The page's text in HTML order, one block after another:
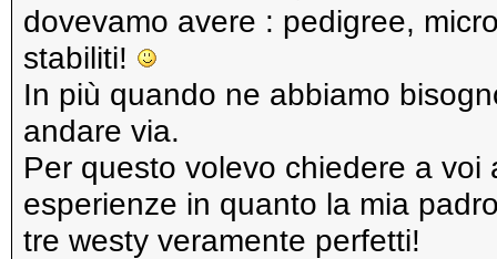
dovevamo avere : pedigree,
stabiliti!
In più quando ne abbiamo
andare via.
Per questo volevo chiedere a
esperienze in quanto la mia
tre westy veramente perfetti!